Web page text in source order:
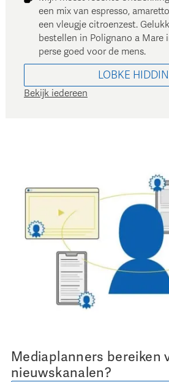
een mix van espresso,
een vleugje citroenzest.
bestellen in Polignano a Mare
perse goed voor de mens.
LOBKE
Bekijk iedereen
Mediaplanners bereiken
nieuwskanalen?